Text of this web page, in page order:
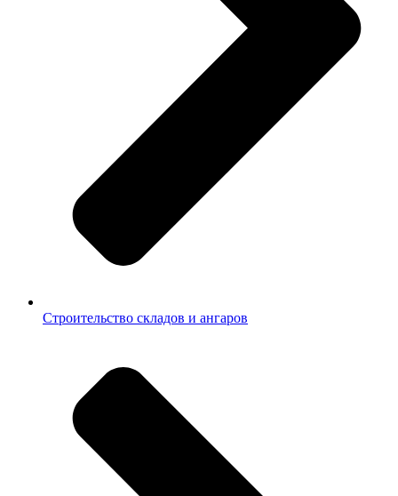
Строительство складов и ангаров